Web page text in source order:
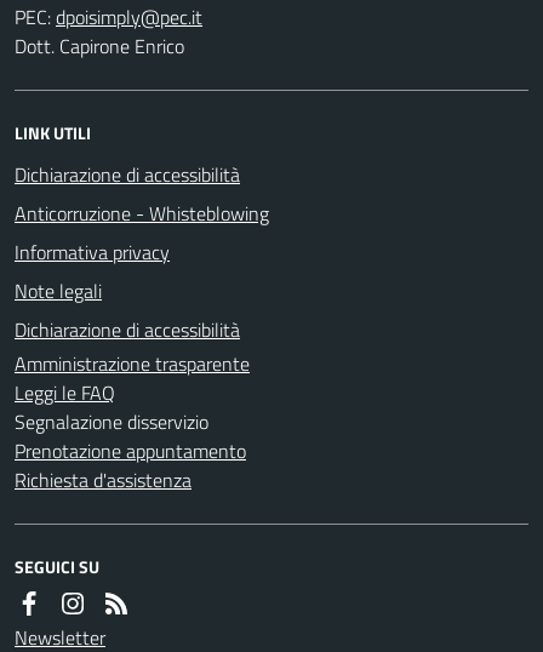
PEC:
Dott. Capirone Enrico
LINK UTILI
Dichiarazione di accessibilità
Anticorruzione - Whisteblowing
Informativa privacy
Note legali
Dichiarazione di accessibilità
Amministrazione trasparente
Leggi le FAQ
Segnalazione disservizio
Prenotazione appuntamento
Richiesta d'assistenza
SEGUICI SU
Newsletter